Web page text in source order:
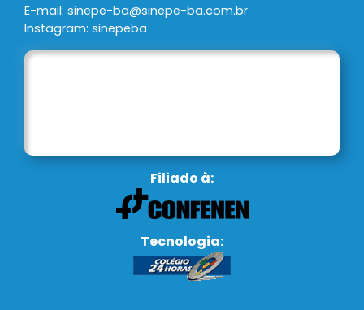
E-mail: sinepe-ba@sinepe-ba.com.br
Instagram: sinepeba
Filiado à:
Tecnologia: